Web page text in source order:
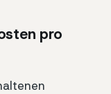
pro